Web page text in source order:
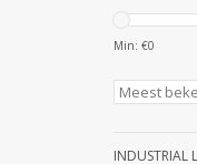
Min: €0
INDUSTRIAL